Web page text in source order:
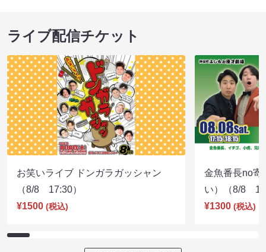
ライブ配信チケット
お笑いライブ ドンガラガッシャン
（8/8 17:30）
¥1500 (税込)
金魚番長no寄
い）（8/8
¥1300 (税込)